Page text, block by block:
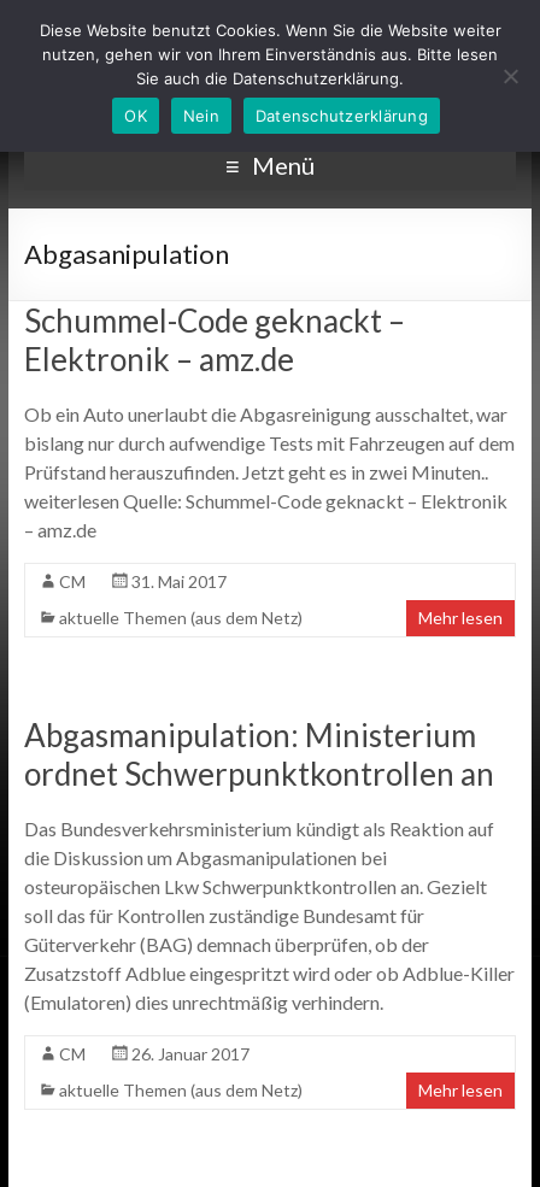
Menü
Abgasanipulation
Schummel-Code geknackt –
Elektronik – amz.de
Ob ein Auto unerlaubt die Abgasreinigung ausschaltet, war
bislang nur durch aufwendige Tests mit Fahrzeugen auf dem
Prüfstand herauszufinden. Jetzt geht es in zwei Minuten..
weiterlesen Quelle: Schummel-Code geknackt – Elektronik
– amz.de
CM
31. Mai 2017
aktuelle Themen (aus dem Netz)
Mehr lesen
Abgasmanipulation: Ministerium
ordnet Schwerpunktkontrollen an
Das Bundesverkehrsministerium kündigt als Reaktion auf
die Diskussion um Abgasmanipulationen bei
osteuropäischen Lkw Schwerpunktkontrollen an. Gezielt
soll das für Kontrollen zuständige Bundesamt für
Güterverkehr (BAG) demnach überprüfen, ob der
Zusatzstoff Adblue eingespritzt wird oder ob Adblue-Killer
(Emulatoren) dies unrechtmäßig verhindern.
CM
26. Januar 2017
aktuelle Themen (aus dem Netz)
Mehr lesen
Diese Website benutzt Cookies. Wenn Sie die Website weiter
nutzen, gehen wir von Ihrem Einverständnis aus. Bitte lesen
Sie auch die Datenschutzerklärung.
OK
Nein Datenschutzerklärung